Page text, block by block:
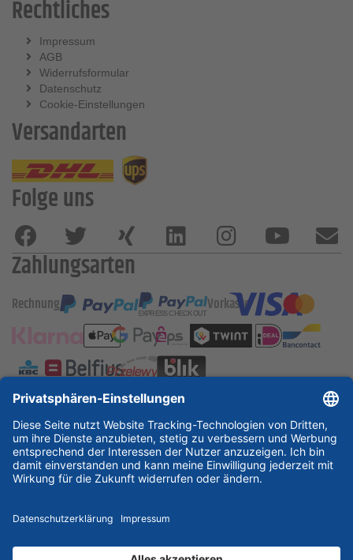
Rechtliches
Impressum
AGB
Widerrufsformular
Datenschutz
Cookie-Einstellungen
Versandarten
Folge uns
Zahlungsarten
Rechnung Vorkasse
ESSKA International
new
new new